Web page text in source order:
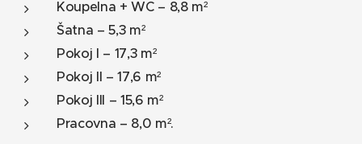
Koupelna + WC – 8,8 m²
Šatna – 5,3 m²
Pokoj I – 17,3 m²
Pokoj II – 17,6 m²
Pokoj III – 15,6 m²
Pracovna – 8,0 m².